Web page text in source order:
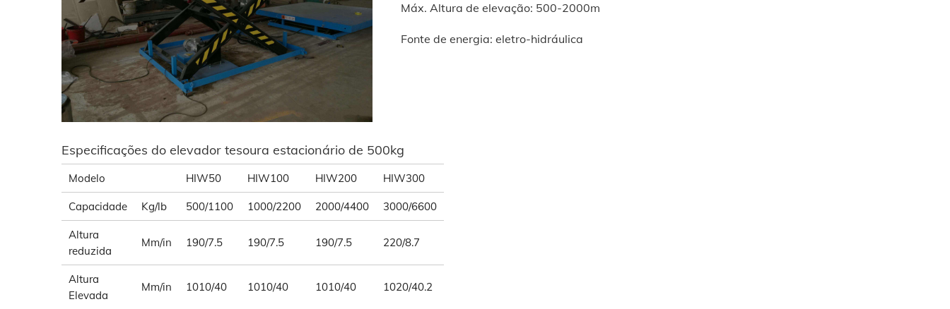
Máx. Altura de elevação: 500-2000m
Fonte de energia: eletro-hidráulica
Especificações do elevador tesoura estacionário de 500kg
Modelo HIW50 HIW100 HIW200 HIW300
Capacidade Kg/lb 500/1100 1000/2200 2000/4400 3000/6600
Altura
reduzida
Mm/in 190/7.5 190/7.5 190/7.5 220/8.7
Altura
Elevada
Mm/in 1010/40 1010/40 1010/40 1020/40.2